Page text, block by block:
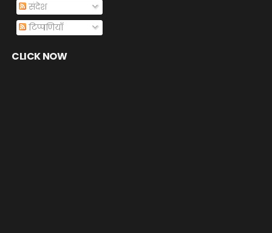
संदेश
टिप्पणियाँ
CLICK NOW